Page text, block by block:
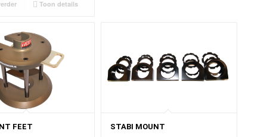
Toon details
FEET STABI MOUNT